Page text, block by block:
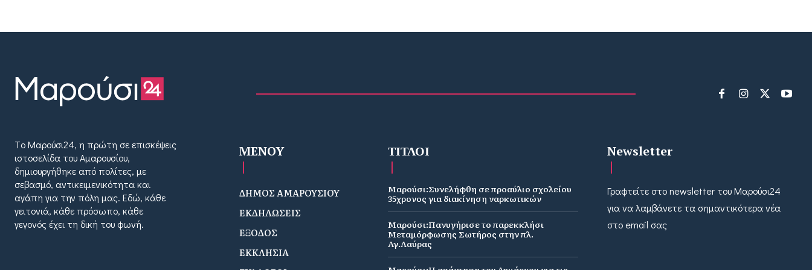
Tο Μαρούσι24, η πρώτη σε επισκέψεις
ιστοσελίδα του Αμαρουσίου,
δημιουργήθηκε από πολίτες, με
σεβασμό, αντικειμενικότητα και
αγάπη για την πόλη μας. Εδώ, κάθε
γειτονιά, κάθε πρόσωπο, κάθε
γεγονός έχει τη δική του φωνή.
MENOY
ΔΗΜΟΣ ΑΜΑΡΟΥΣΙΟΥ
ΕΚΔΗΛΩΣΕΙΣ
ΕΞΟΔΟΣ
ΕΚΚΛΗΣΙΑ
ΤΙΤΛΟΙ
Μαρούσι:Συνελήφθη σε προαύλιο σχολείου
35χρονος για διακίνηση ναρκωτικών
Μαρούσι:Πανυγήρισε το παρεκκλήσι
Μεταμόρφωσης Σωτήρος στην πλ.
Αγ.Λαύρας
Newsletter
Γραφτείτε στο newsletter του Μαρούσι24
για να λαμβάνετε τα σημαντικότερα νέα
στο email σας